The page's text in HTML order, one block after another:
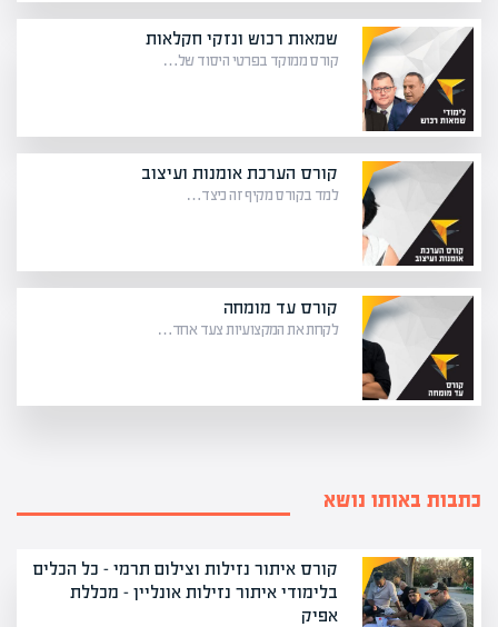
שמאות רכוש ונזקי חקלאות
קורס ממוקד בפרטי היסוד של…
קורס הערכת אומנות ועיצוב
למד בקורס מקיף זה כיצד…
קורס עד מומחה
לקחת את המקצועיות צעד אחד…
כתבות באותו נושא
קורס איתור נזילות וצילום תרמי – כל הכלים
בלימודי איתור נזילות אונליין – מכללת
אפיק